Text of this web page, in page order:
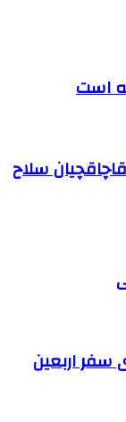
است
سلاح
سفر اربعین